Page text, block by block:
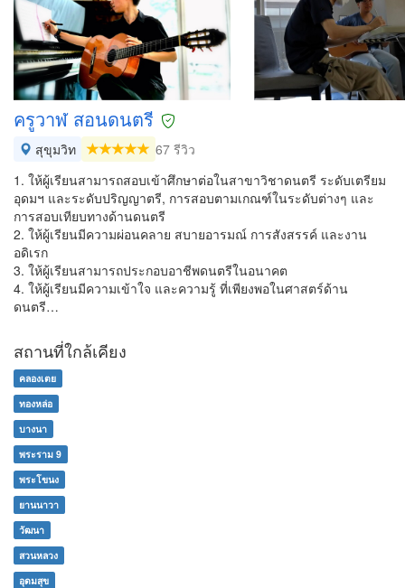
ครูวาฬ สอนดนตรี
สุขุมวิท
67 รีวิว
1. ให้ผู้เรียนสามารถสอบเข้าศึกษาต่อในสาขาวิชาดนตรี ระดับเตรียม
อุดมฯ และระดับปริญญาตรี, การสอบตามเกณฑ์ในระดับต่างๆ และ
การสอบเทียบทางด้านดนตรี
2. ให้ผู้เรียนมีความผ่อนคลาย สบายอารมณ์ การสังสรรค์ และงาน
อดิเรก
3. ให้ผู้เรียนสามารถประกอบอาชีพดนตรีในอนาคต
4. ให้ผู้เรียนมีความเข้าใจ และความรู้ ที่เพียงพอในศาสตร์ด้าน
ดนตรี…
สถานที่ใกล้เคียง
คลองเตย
ทองหล่อ
บางนา
พระราม 9
พระโขนง
ยานนาวา
วัฒนา
สวนหลวง
อุดมสุข